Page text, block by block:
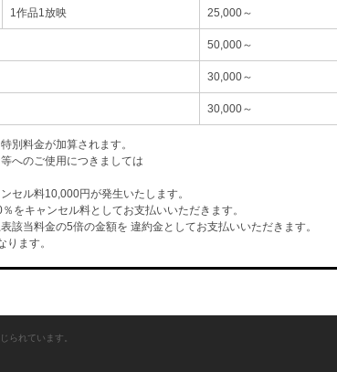
1作品1放映 25,000～
50,000～
30,000～
30,000～
別料金が加算されます。
へのご使用につきましては
セル料10,000円が発生いたします。
をキャンセル料としてお支払いいただきます。
当料金の5倍の金額を 違約金としてお支払いいただきます。
ます。
られています。